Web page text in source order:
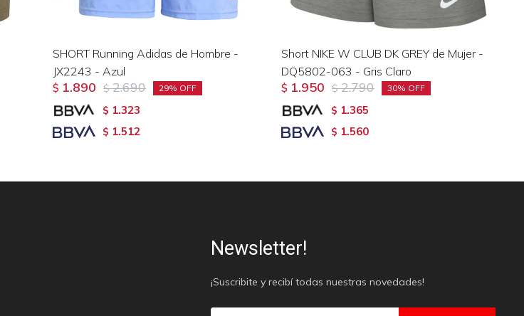
SHORT Running Adidas de Hombre -
JX2243 - Azul
$ 1.890 $ 2.690 29
$ 1.323
$ 1.512
Short NIKE W CLUB DK GREY de Mujer -
DQ5802-063 - Gris Claro
$ 1.950 $ 2.790 30
$ 1.365
$ 1.560
Newsletter!
¡Suscribite y recibí todas nuestras novedades!